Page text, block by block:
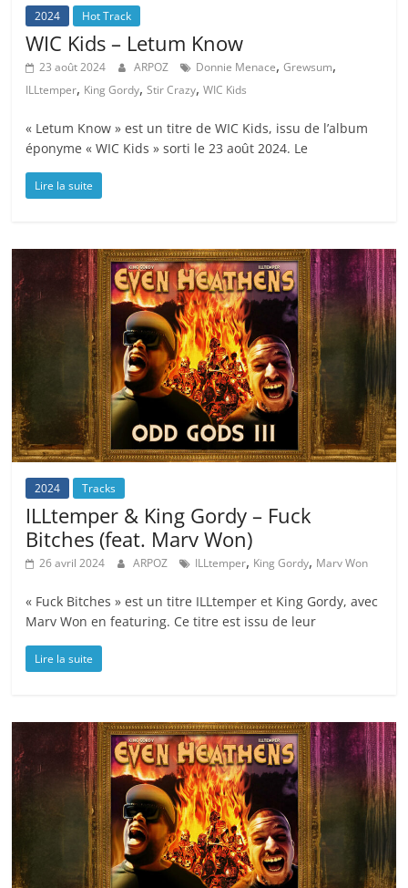
2024 Hot Track
WIC Kids – Letum Know
23 août 2024 ARPOZ Donnie Menace,Grewsum,
ILLtemper, King Gordy,Stir Crazy,WIC Kids
« Letum Know » est un titre de WIC Kids, issu de l’album
éponyme « WIC Kids » sorti le 23 août 2024. Le
Lire la suite
2024 Tracks
ILLtemper & King Gordy – Fuck
Bitches (feat. Marv Won)
26 avril 2024 ARPOZ ILLtemper, King Gordy, Marv Won
« Fuck Bitches » est un titre ILLtemper et King Gordy, avec
Marv Won en featuring. Ce titre est issu de leur
Lire la suite